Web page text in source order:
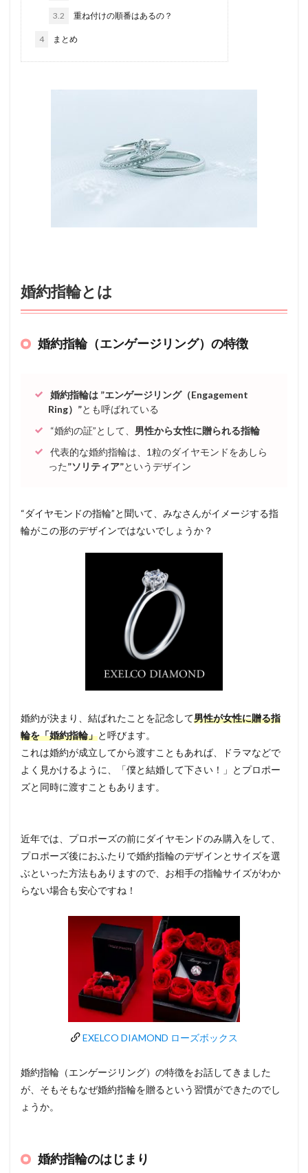
3.2 重ね付けの順番はあるの？
4 まとめ
婚約指輪とは
婚約指輪（エンゲージリング）の特徴
婚約指輪は ”エンゲージリング（Engagement
Ring）”とも呼ばれている
“婚約の証”として、 男性から女性に贈られる指輪
代表的な婚約指輪は、1粒のダイヤモンドをあしら
った”ソリティア”というデザイン
“ダイヤモンドの指輪”と聞いて、みなさんがイメージする指
輪がこの形のデザインではないでしょうか？
婚約が決まり、結ばれたことを記念して男性が女性に贈る指
輪を「婚約指輪」と呼びます。
これは婚約が成立してから渡すこともあれば、ドラマなどで
よく見かけるように、「僕と結婚して下さい！」とプロポー
ズと同時に渡すこともあります。
近年では、プロポーズの前にダイヤモンドのみ購入をして、
プロポーズ後におふたりで婚約指輪のデザインとサイズを選
ぶといった方法もありますので、お相手の指輪サイズがわか
らない場合も安心ですね！
EXELCO DIAMOND ローズボックス
婚約指輪（エンゲージリング）の特徴をお話してきました
が、そもそもなぜ婚約指輪を贈るという習慣ができたのでし
ょうか。
婚約指輪のはじまり